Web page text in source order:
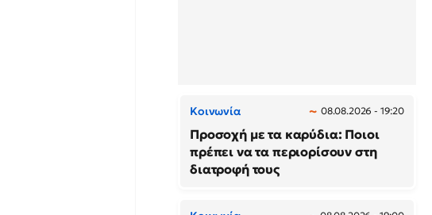
Κοινωνία 08.08.2026 - 19:20
Προσοχή με τα καρύδια: Ποιοι
πρέπει να τα περιορίσουν στη
διατροφή τους